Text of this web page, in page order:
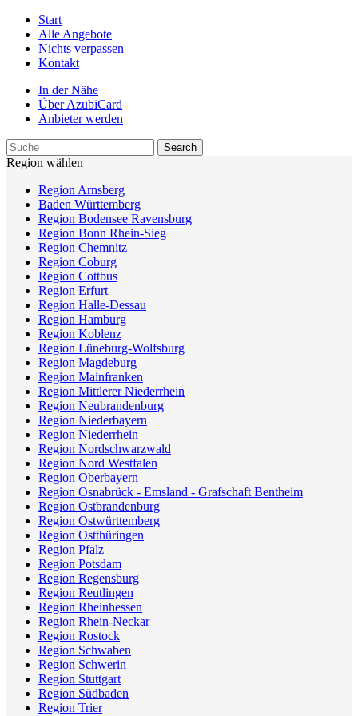
Start
Alle Angebote
Nichts verpassen
Kontakt
In der Nähe
Über AzubiCard
Anbieter werden
Region wählen
Region Arnsberg
Baden Württemberg
Region Bodensee Ravensburg
Region Bonn Rhein-Sieg
Region Chemnitz
Region Coburg
Region Cottbus
Region Erfurt
Region Halle-Dessau
Region Hamburg
Region Koblenz
Region Lüneburg-Wolfsburg
Region Magdeburg
Region Mainfranken
Region Mittlerer Niederrhein
Region Neubrandenburg
Region Niederbayern
Region Niederrhein
Region Nordschwarzwald
Region Nord Westfalen
Region Oberbayern
Region Osnabrück - Emsland - Grafschaft Bentheim
Region Ostbrandenburg
Region Ostwürttemberg
Region Ostthüringen
Region Pfalz
Region Potsdam
Region Regensburg
Region Reutlingen
Region Rheinhessen
Region Rhein-Neckar
Region Rostock
Region Schwaben
Region Schwerin
Region Stuttgart
Region Südbaden
Region Trier